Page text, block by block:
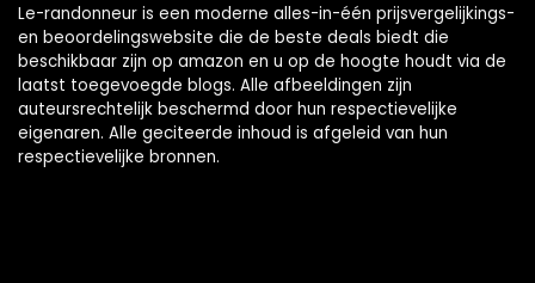
Le-randonneur is een moderne alles-in-één prijsvergelijkings-
en beoordelingswebsite die de beste deals biedt die
beschikbaar zijn op amazon en u op de hoogte houdt via de
laatst toegevoegde blogs. Alle afbeeldingen zijn
auteursrechtelijk beschermd door hun respectievelijke
eigenaren. Alle geciteerde inhoud is afgeleid van hun
respectievelijke bronnen.